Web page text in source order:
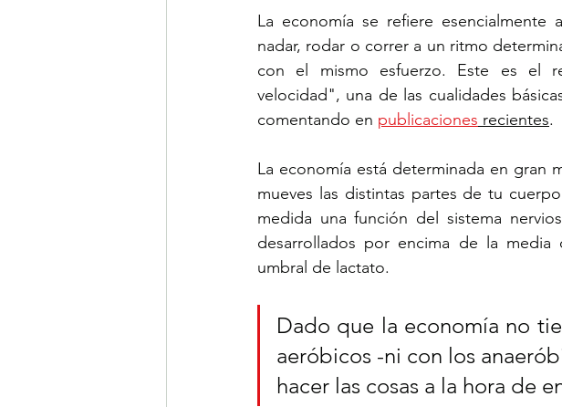
La economía se refiere
nadar, rodar o correr a un ritmo
con el mismo esfuerzo. Este es el
velocidad", una de las cualidades
comentando en publicaciones recientes.
La economía está determinada en gran
mueves las distintas partes de tu
medida una función del sistema
desarrollados por encima de la
umbral de lactato.
Dado que la economía no
aeróbicos -ni con los
hacer las cosas a la hora de